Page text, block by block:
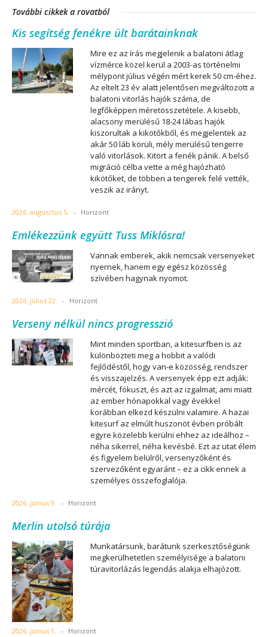
További cikkek a rovatból
Kis segítség fenékre ült barátainknak
Mire ez az írás megjelenik a balatoni átlag
vízmérce közel kerül a 2003-as történelmi
mélypont július végén mért kerek 50 cm-éhez.
Az eltelt 23 év alatt jelentősen megváltozott a
balatoni vitorlás hajók száma, de
legfőképpen méretösszetétele. A kisebb,
alacsony merülésű 18-24 lábas hajók
kiszorultak a kikötőkből, és megjelentek az
akár 50 láb körüli, mély merülésű tengerre
való vitorlások. Kitört a fenék pánik. A belső
migráció célba vette a még hajózható
kikötőket, de többen a tengerek felé vették,
veszik az irányt.
2026. augusztus 5. - Horizont
Emlékezzünk együtt Tuss Miklósra!
Vannak emberek, akik nemcsak versenyeket
nyernek, hanem egy egész közösség
szívében hagynak nyomot.
2026. július 22. - Horizont
Verseny nélkül nincs progresszió
Mint minden sportban, a kitesurfben is az
különbözteti meg a hobbit a valódi
fejlődéstől, hogy van-e közösség, rendszer
és visszajelzés. A versenyek épp ezt adják:
mércét, fókuszt, és azt az izgalmat, ami miatt
az ember hónapokkal vagy évekkel
korábban elkezd készülni valamire. A hazai
kitesurf az elmúlt huszonöt évben próbált
egyre közelebb kerülni ehhez az ideálhoz –
néha sikerrel, néha kevésbé. Ezt az utat élem
és figyelem belülről, versenyzőként és
szervezőként egyaránt – ez a cikk ennek a
személyes összefoglalója.
2026. június 9. - Horizont
Merlin utolsó túrája
Munkatársunk, barátunk szerkesztőségünk
megkerülhetetlen személyisége a balatoni
túravitorlázás legendás alakja elhajózott.
2026. június 1. - Horizont